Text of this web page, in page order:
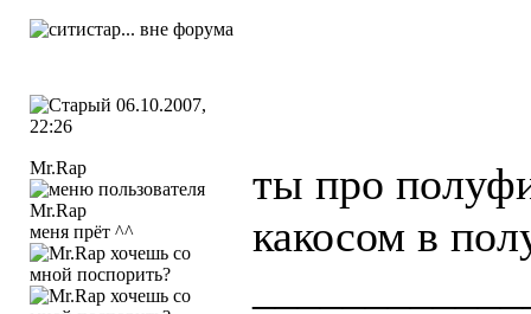
06.10.2007,
22:26
Mr.Rap
меня прёт ^^
ты про
какосом в